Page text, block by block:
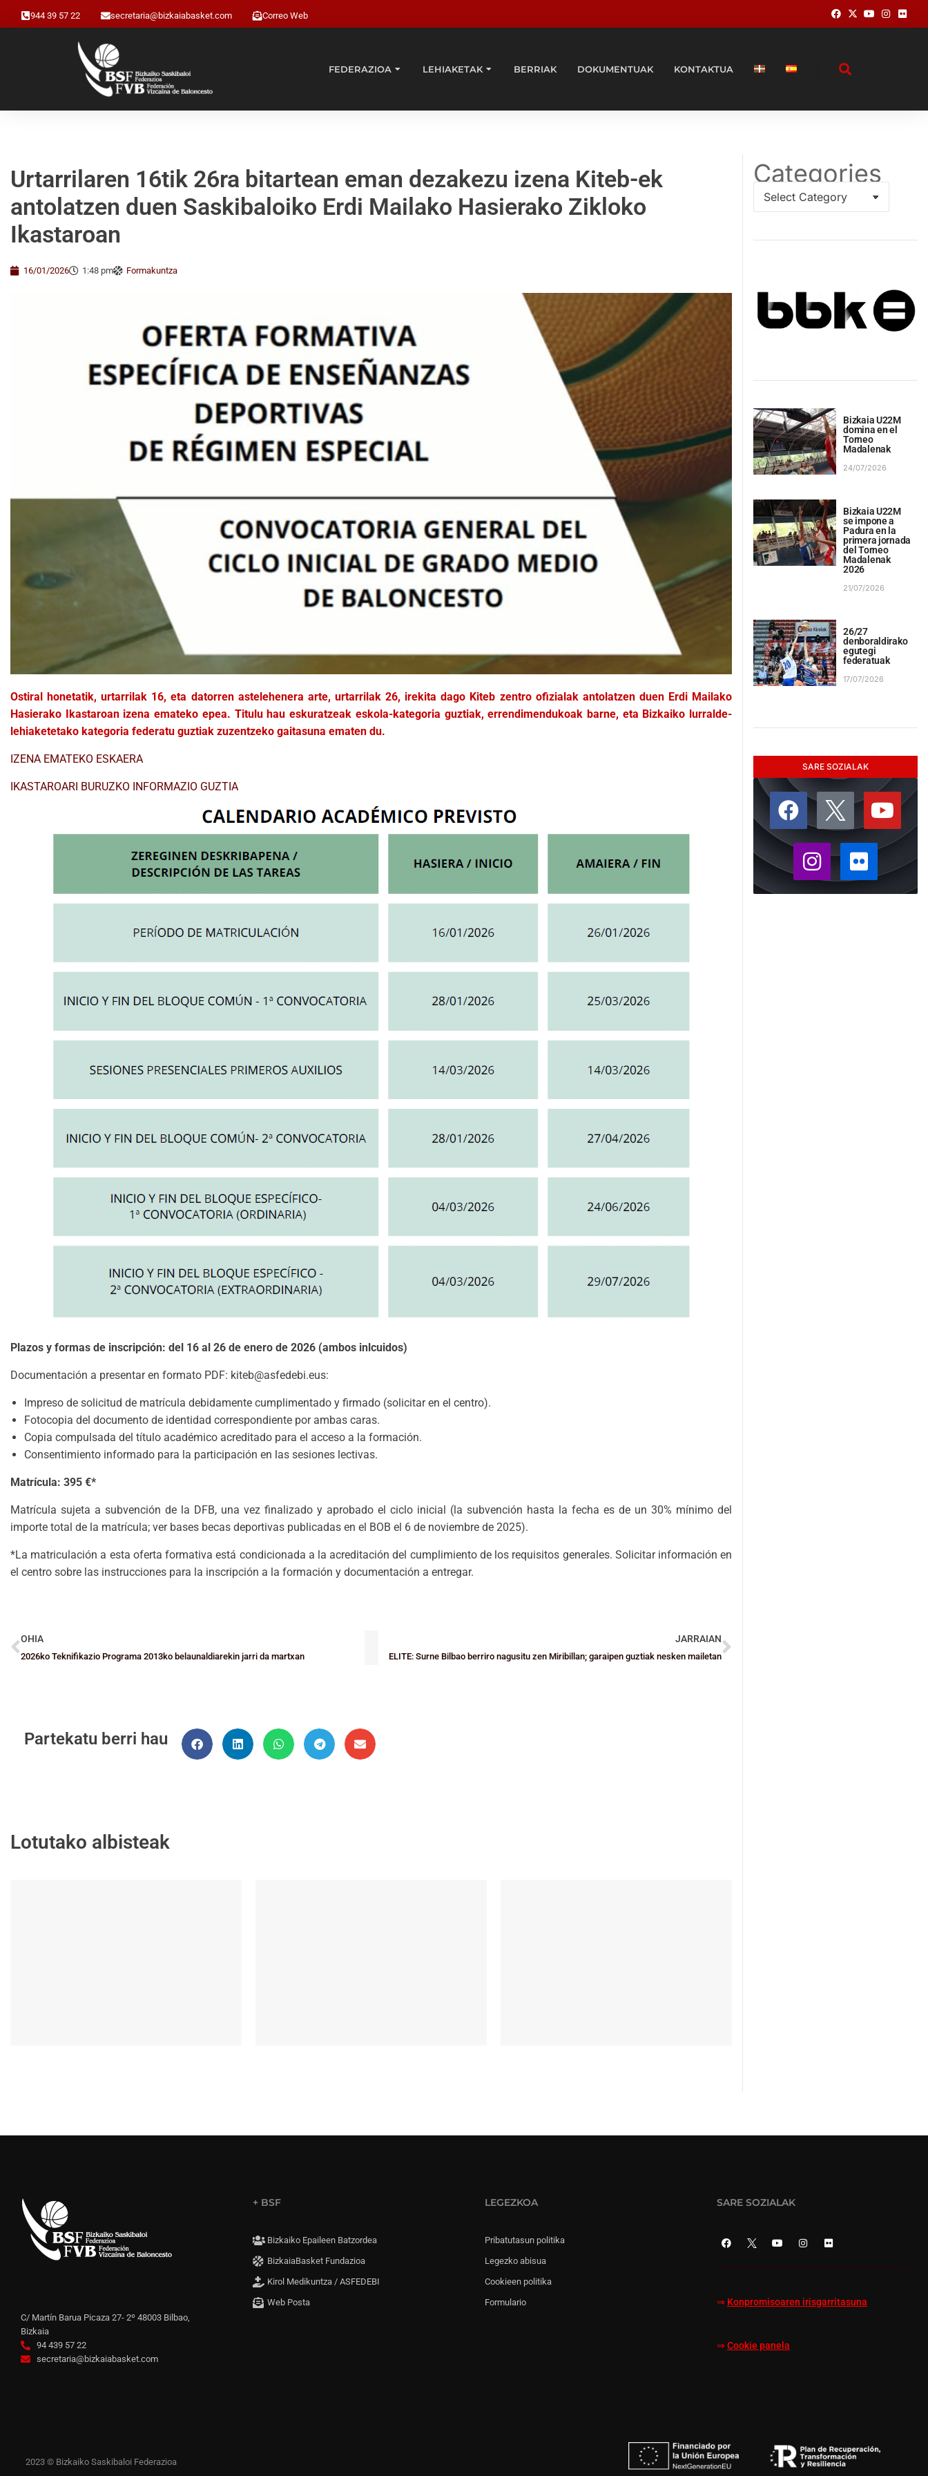
944 39 57 22 secretaria@bizkaiabasket.com Correo Web
FEDERAZIOA LEHIAKETAK BERRIAK DOKUMENTUAK KONTAKTUA
Urtarrilaren 16tik 26ra bitartean eman dezakezu izena Kiteb-ek
antolatzen duen Saskibaloiko Erdi Mailako Hasierako Zikloko
Ikastaroan
16/01/2026 1:48 pm Formakuntza
Ostiral honetatik, urtarrilak 16, eta datorren astelehenera arte, urtarrilak 26, irekita dago Kiteb zentro ofizialak antolatzen duen Erdi Mailako
Hasierako Ikastaroan izena emateko epea. Titulu hau eskuratzeak eskola-kategoria guztiak, errendimendukoak barne, eta Bizkaiko lurralde-
lehiaketetako kategoria federatu guztiak zuzentzeko gaitasuna ematen du.
IZENA EMATEKO ESKAERA
IKASTAROARI BURUZKO INFORMAZIO GUZTIA
Plazos y formas de inscripción: del 16 al 26 de enero de 2026 (ambos inlcuidos)
Documentación a presentar en formato PDF: kiteb@asfedebi.eus:
Impreso de solicitud de matrícula debidamente cumplimentado y firmado (solicitar en el centro).
Fotocopia del documento de identidad correspondiente por ambas caras.
Copia compulsada del título académico acreditado para el acceso a la formación.
Consentimiento informado para la participación en las sesiones lectivas.
Matrícula: 395 €*
Matrícula sujeta a subvención de la DFB, una vez finalizado y aprobado el ciclo inicial (la subvención hasta la fecha es de un 30% mínimo del
importe total de la matrícula; ver bases becas deportivas publicadas en el BOB el 6 de noviembre de 2025).
*La matriculación a esta oferta formativa está condicionada a la acreditación del cumplimiento de los requisitos generales. Solicitar información en
el centro sobre las instrucciones para la inscripción a la formación y documentación a entregar.
OHIA
2026ko Teknifikazio Programa 2013ko belaunaldiarekin jarri da martxan
JARRAIAN
ELITE: Surne Bilbao berriro nagusitu zen Miribillan; garaipen guztiak nesken mailetan
Partekatu berri hau
Lotutako albisteak
Categories
Bizkaia U22M
domina en el
Torneo
Madalenak
24/07/2026
Bizkaia U22M
se impone a
Padura en la
primera jornada
del Torneo
Madalenak
2026
21/07/2026
26/27
denboraldirako
egutegi
federatuak
17/07/2026
SARE SOZIALAK
C/ Martín Barua Picaza 27- 2º 48003 Bilbao,
Bizkaia
94 439 57 22
secretaria@bizkaiabasket.com
+ BSF
Bizkaiko Epaileen Batzordea
BizkaiaBasket Fundazioa
Kirol Medikuntza / ASFEDEBI
Web Posta
LEGEZKOA
Pribatutasun politika
Legezko abisua
Cookieen politika
Formulario
SARE SOZIALAK
⇒ Konpromisoaren irisgarritasuna
⇒ Cookie panela
2023 © Bizkaiko Saskibaloi Federazioa